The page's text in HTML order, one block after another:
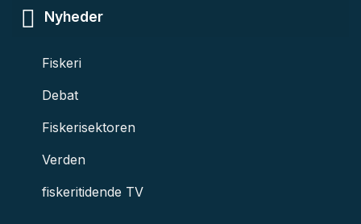
Nyheder
Fiskeri
Debat
Fiskerisektoren
Verden
fiskeritidende TV